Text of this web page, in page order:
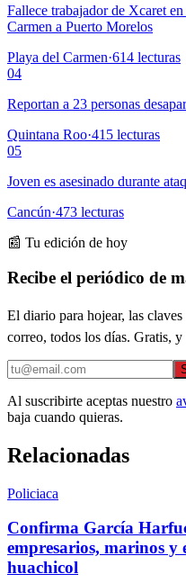
Fallece trabajador de Xcaret
Carmen a Puerto Morelos
Playa del Carmen·614 lecturas
04
Reportan a 23 personas
Quintana Roo·415 lecturas
05
Joven es asesinado durante
Cancún·473 lecturas
📰 Tu edición de hoy
Recibe el periódico de
El diario para hojear, las
correo, todos los días. Gratis,
Al suscribirte aceptas nuestro
baja cuando quieras.
Relacionadas
Policiaca
Confirma García
empresarios, marinos y
huachicol